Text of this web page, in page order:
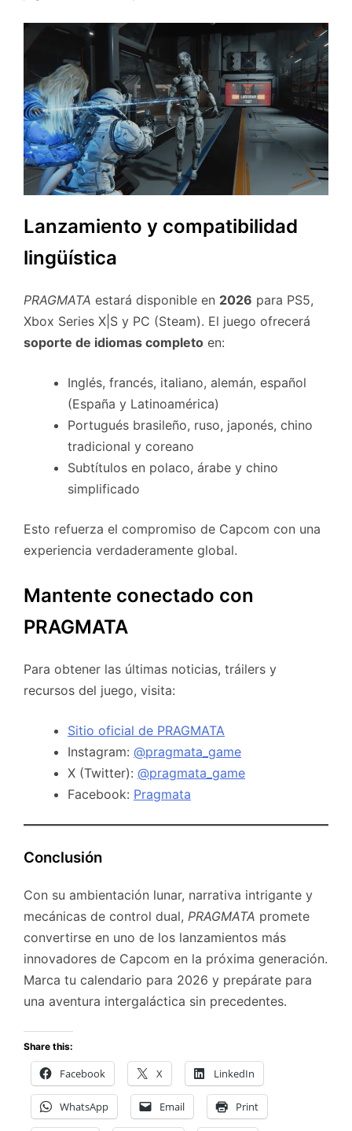
Lanzamiento y compatibilidad
lingüística
PRAGMATA estará disponible en 2026 para PS5,
Xbox Series X|S y PC (Steam). El juego ofrecerá
soporte de idiomas completo en:
Inglés, francés, italiano, alemán, español
(España y Latinoamérica)
Portugués brasileño, ruso, japonés, chino
tradicional y coreano
Subtítulos en polaco, árabe y chino
simplificado
Esto refuerza el compromiso de Capcom con una
experiencia verdaderamente global.
Mantente conectado con
PRAGMATA
Para obtener las últimas noticias, tráilers y
recursos del juego, visita:
Sitio oficial de PRAGMATA
Instagram: @pragmata_game
X (Twitter): @pragmata_game
Facebook: Pragmata
Conclusión
Con su ambientación lunar, narrativa intrigante y
mecánicas de control dual, PRAGMATA promete
convertirse en uno de los lanzamientos más
innovadores de Capcom en la próxima generación.
Marca tu calendario para 2026 y prepárate para
una aventura intergaláctica sin precedentes.
Share this:
Facebook X LinkedIn
WhatsApp Email Print